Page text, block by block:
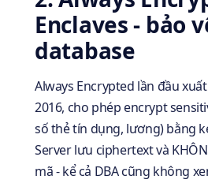
Enclaves - bảo
database
Always Encrypted lần đầu
2016, cho phép encrypt
số thẻ tín dụng, lương) bằng
Server lưu ciphertext và
mã - kể cả DBA cũng không